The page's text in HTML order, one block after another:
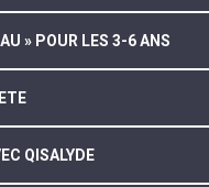
» POUR LES 3-6 ANS
QISALYDE